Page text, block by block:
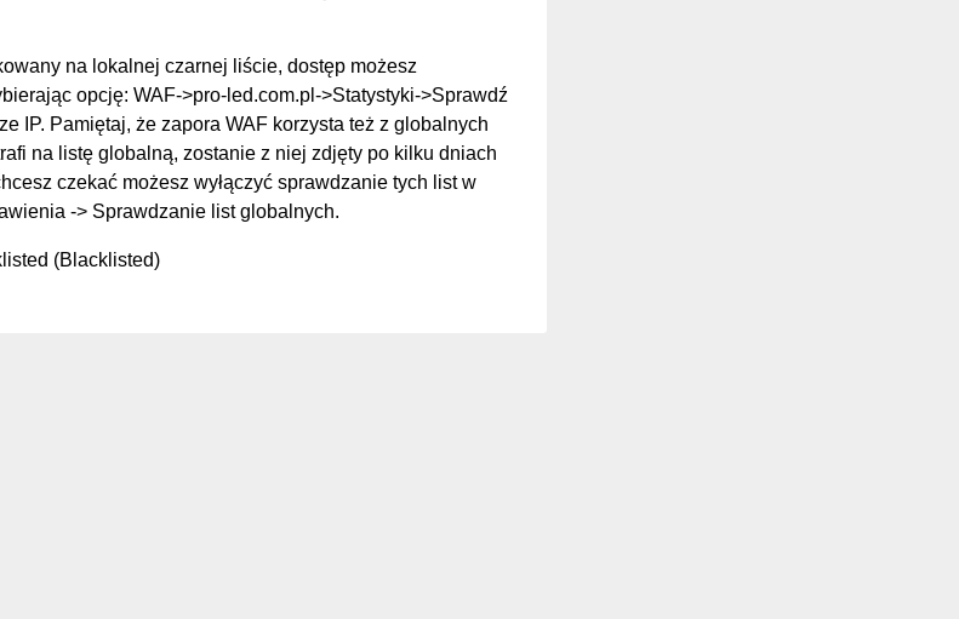
na lokalnej czarnej liście, dostęp możesz
opcję: WAF->pro-led.com.pl->Statystyki->Sprawdź
IP. Pamiętaj, że zapora WAF korzysta też z globalnych
na listę globalną, zostanie z niej zdjęty po kilku dniach
czekać możesz wyłączyć sprawdzanie tych list w
-> Sprawdzanie list globalnych.
(Blacklisted)